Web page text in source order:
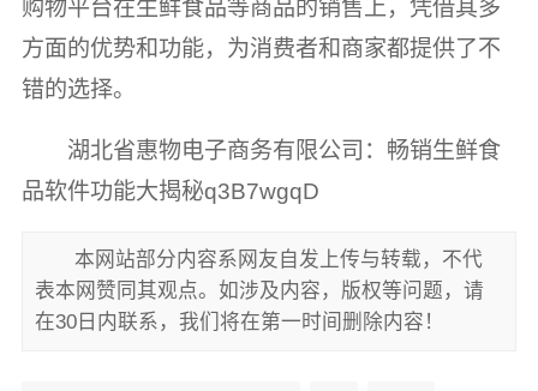
购物平台在生鲜食品等商品的销售上，凭借其多
方面的优势和功能，为消费者和商家都提供了不
错的选择。
湖北省惠物电子商务有限公司：畅销生鲜食
品软件功能大揭秘q3B7wgqD
本网站部分内容系网友自发上传与转载，不代
表本网赞同其观点。如涉及内容，版权等问题，请
在30日内联系，我们将在第一时间删除内容！